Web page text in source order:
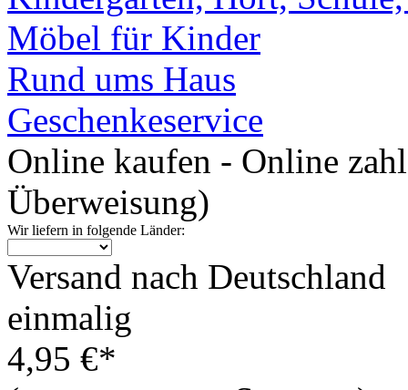
Möbel für Kinder
Rund ums Haus
Geschenkeservice
Online kaufen - Online
Überweisung)
Wir liefern in folgende Länder:
Versand nach Deutschland
einmalig
4,95 €*